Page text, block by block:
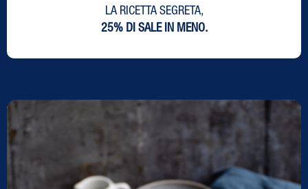
LA RICETTA SEGRETA,
25% DI SALE IN MENO.